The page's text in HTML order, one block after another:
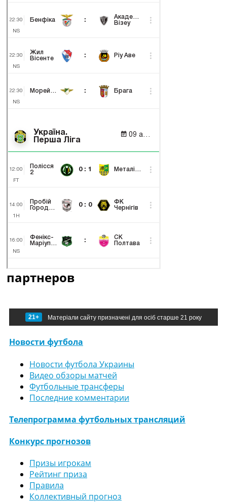
партнеров
21+ Матеріали сайту призначені для осіб старше 21 року
Новости футбола
Новости футбола Украины
Видео обзоры матчей
Футбольные трансферы
Последние комментарии
Телепрограмма футбольных трансляций
Конкурс прогнозов
Призы игрокам
Рейтинг приза
Правила
Коллективный прогноз